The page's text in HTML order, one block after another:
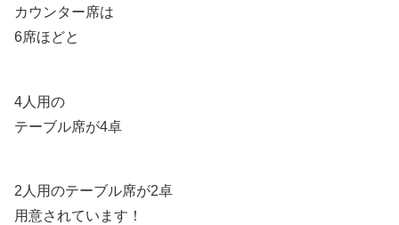
カウンター席は
6席ほどと
4人用の
テーブル席が4卓
2人用のテーブル席が2卓
用意されています！